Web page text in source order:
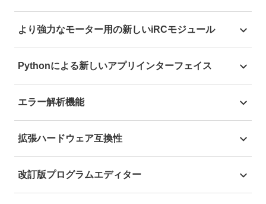
作業が非常に効率的になります。希望のファイルをア
ップロードするだけで、ソフトウェアが自動的に最適
モーションシーケンスを計算します。複雑な輪郭のた
が容易で効率的になります。この機能は、精密な溶接
や接着用途に特に力を発揮します。
より強力なモーター用の新しいiRCモジュール
利用可能になった新iRCモジュールでは、NEMA 34ス
テッピングモーターをはじめ、より強力なモーターが
使えるようになります。
Pythonによる新しいアプリインターフェイス
より正確な工程を実現するための数学ツールやタイミ
ングツールで可能性を広げます。同時に、オートコネ
クト機能
により、IPアドレスが変わっても、システム
エラー解析機能
新しいエラー分析機能は、問題をより迅速に識別・修
正するのに役立ちます。エラーの原因と解決策に関す
る詳細情報により工程がさらに効率化されます。また
拡張ハードウェア互換性
しました。制御システムはBLDCモーターとステッピ
ングモーターの両方を制御できるようになり、駆動技
改訂版プログラムエディター